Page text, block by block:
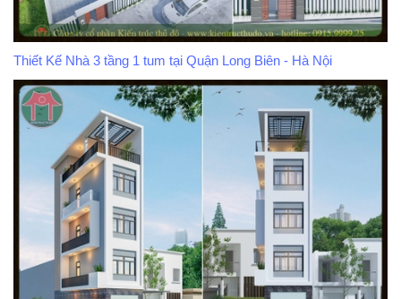
Thiết Kế Nhà 3 tầng 1 tum tại Quận Long Biên - Hà Nội